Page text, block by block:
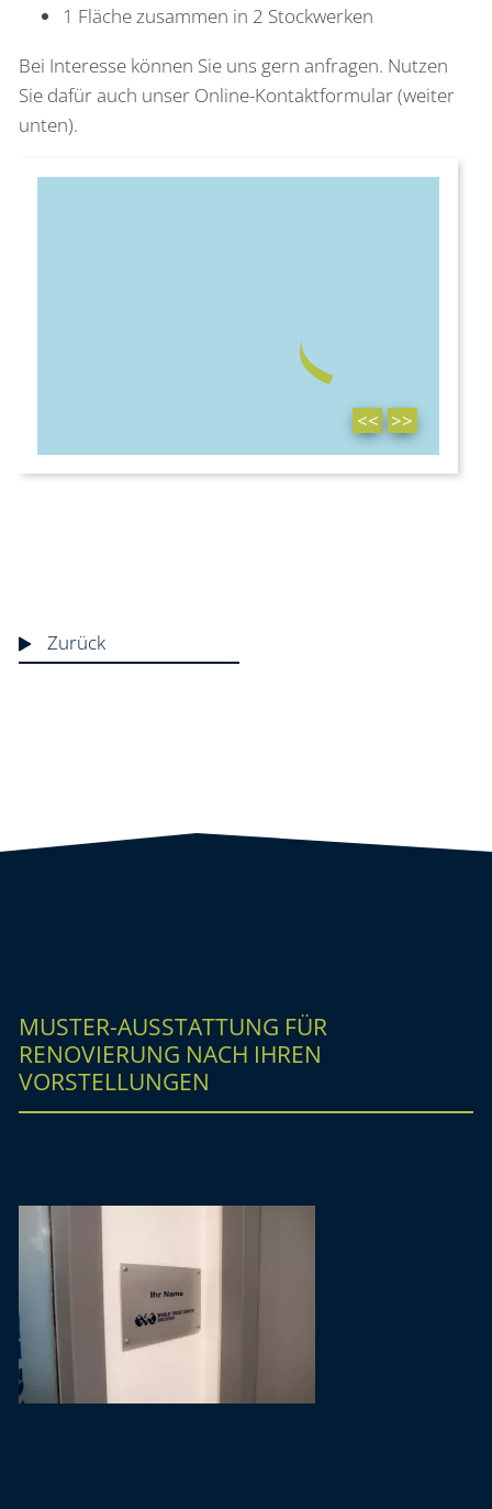
1 Fläche zusammen in 2 Stockwerken
Bei Interesse können Sie uns gern anfragen. Nutzen
Sie dafür auch unser Online-Kontaktformular (weiter
unten).
Zurück
MUSTER-AUSSTATTUNG FÜR
RENOVIERUNG NACH IHREN
VORSTELLUNGEN